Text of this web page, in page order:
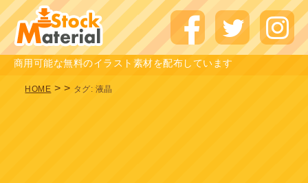
商用可能な無料のイラスト素材を配布しています
HOME > > タグ: 液晶